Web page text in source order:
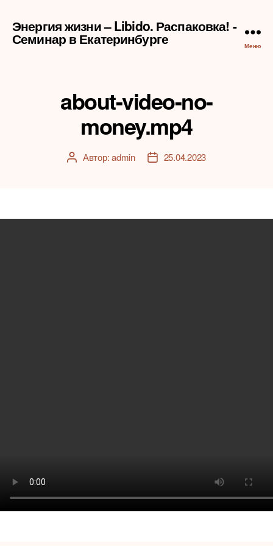
Энергия жизни – Libido. Распаковка! -
Семинар в Екатеринбурге Меню
about-video-no-
money.mp4
АвторАвтор:admin
Дата25.04.2023